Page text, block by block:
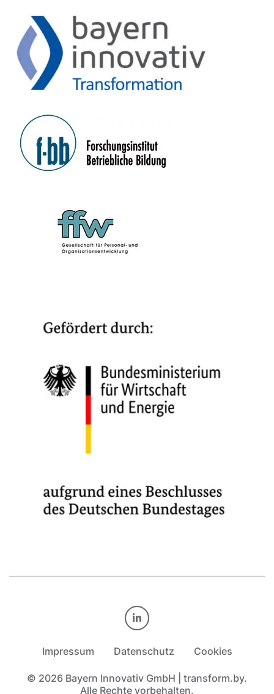
TRANSFORM.BY AUF
Impressum Datenschutz Cookies
© 2026 Bayern Innovativ GmbH | transform.by.
Alle Rechte vorbehalten.